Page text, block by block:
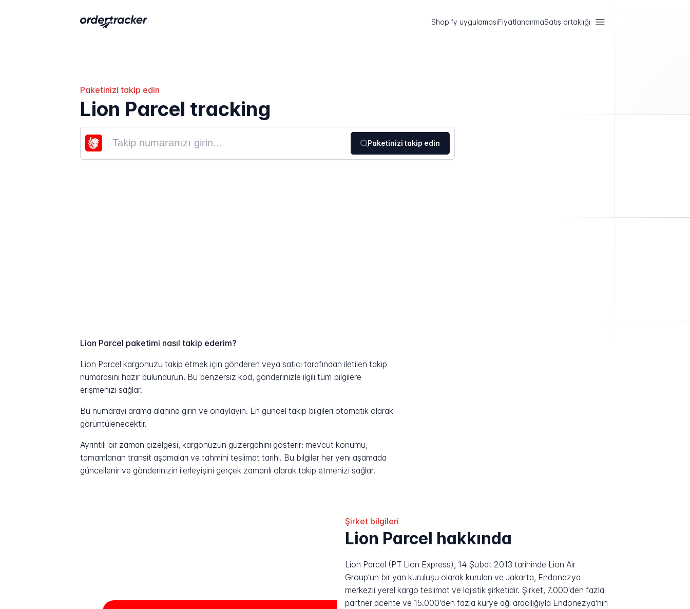
Shopify uygulamasıFiyatlandırmaSatış ortaklığı
Paketinizi takip edin
Lion Parcel tracking
Paketinizi takip edin
Lion Parcel paketimi nasıl takip ederim?
Lion Parcel kargonuzu takip etmek için gönderen veya satıcı tarafından iletilen takip
numarasını hazır bulundurun. Bu benzersiz kod, gönderinizle ilgili tüm bilgilere
erişmenizi sağlar.
Bu numarayı arama alanına girin ve onaylayın. En güncel takip bilgileri otomatik olarak
görüntülenecektir.
Ayrıntılı bir zaman çizelgesi, kargonuzun güzergahını gösterir: mevcut konumu,
tamamlanan transit aşamaları ve tahmini teslimat tarihi. Bu bilgiler her yeni aşamada
güncellenir ve gönderinizin ilerleyişini gerçek zamanlı olarak takip etmenizi sağlar.
Şirket bilgileri
Lion Parcel hakkında
Lion Parcel (PT Lion Express), 14 Şubat 2013 tarihinde Lion Air
Group'un bir yan kuruluşu olarak kurulan ve Jakarta, Endonezya
merkezli yerel kargo teslimat ve lojistik şirketidir. Şirket, 7.000'den fazla
partner acente ve 15.000'den fazla kurye ağı aracılığıyla Endonezya'nın